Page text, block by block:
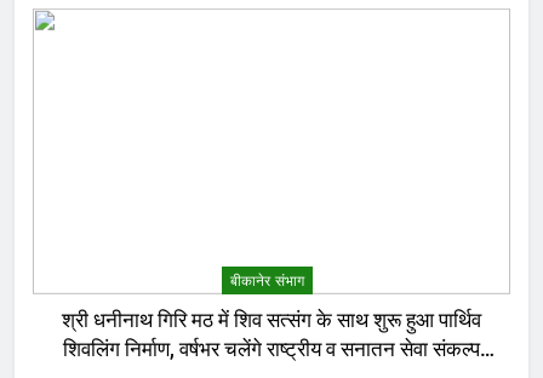
बीकानेर संभाग
श्री धनीनाथ गिरि मठ में शिव सत्संग के साथ शुरू हुआ पार्थिव
शिवलिंग निर्माण, वर्षभर चलेंगे राष्ट्रीय व सनातन सेवा संकल्प